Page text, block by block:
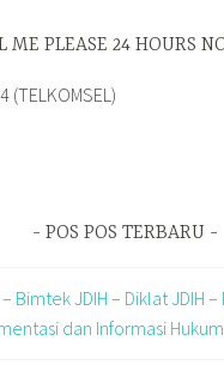
ME PLEASE 24 HOURS
(TELKOMSEL)
POS POS TERBARU
Bimtek JDIH – Diklat JDIH
dan Informasi Hukum